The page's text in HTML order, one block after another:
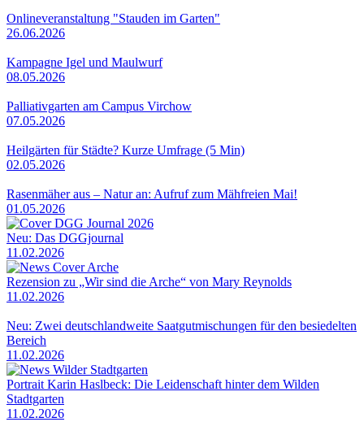
Onlineveranstaltung "Stauden im Garten"
26.06.2026
Kampagne Igel und Maulwurf
08.05.2026
Palliativgarten am Campus Virchow
07.05.2026
Heilgärten für Städte? Kurze Umfrage (5 Min)
02.05.2026
Rasenmäher aus – Natur an: Aufruf zum Mähfreien Mai!
01.05.2026
Neu: Das DGGjournal
11.02.2026
Rezension zu „Wir sind die Arche“ von Mary Reynolds
11.02.2026
Neu: Zwei deutschlandweite Saatgutmischungen für den besiedelten
Bereich
11.02.2026
Portrait Karin Haslbeck: Die Leidenschaft hinter dem Wilden
Stadtgarten
11.02.2026